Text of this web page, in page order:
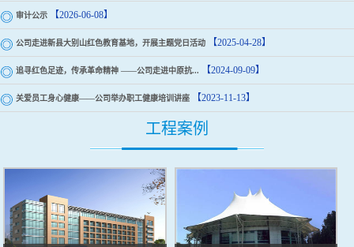
审计公示 【2026-06-08】
公司走进新县大别山红色教育基地，开展主题党日活动 【2025-04-28】
追寻红色足迹，传承革命精神 ——公司走进中原抗... 【2024-09-09】
关爱员工身心健康——公司举办职工健康培训讲座 【2023-11-13】
工程案例